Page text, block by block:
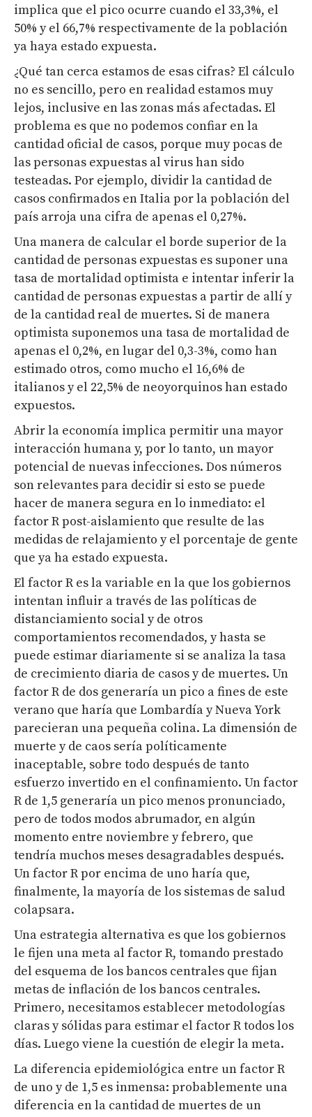
implica que el pico ocurre cuando el 33,3%, el
50% y el 66,7% respectivamente de la población
ya haya estado expuesta.
¿Qué tan cerca estamos de esas cifras? El cálculo
no es sencillo, pero en realidad estamos muy
lejos, inclusive en las zonas más afectadas. El
problema es que no podemos confiar en la
cantidad oficial de casos, porque muy pocas de
las personas expuestas al virus han sido
testeadas. Por ejemplo, dividir la cantidad de
casos confirmados en Italia por la población del
país arroja una cifra de apenas el 0,27%.
Una manera de calcular el borde superior de la
cantidad de personas expuestas es suponer una
tasa de mortalidad optimista e intentar inferir la
cantidad de personas expuestas a partir de allí y
de la cantidad real de muertes. Si de manera
optimista suponemos una tasa de mortalidad de
apenas el 0,2%, en lugar del 0,3-3%, como han
estimado otros, como mucho el 16,6% de
italianos y el 22,5% de neoyorquinos han estado
expuestos.
Abrir la economía implica permitir una mayor
interacción humana y, por lo tanto, un mayor
potencial de nuevas infecciones. Dos números
son relevantes para decidir si esto se puede
hacer de manera segura en lo inmediato: el
factor R post-aislamiento que resulte de las
medidas de relajamiento y el porcentaje de gente
que ya ha estado expuesta.
El factor R es la variable en la que los gobiernos
intentan influir a través de las políticas de
distanciamiento social y de otros
comportamientos recomendados, y hasta se
puede estimar diariamente si se analiza la tasa
de crecimiento diaria de casos y de muertes. Un
factor R de dos generaría un pico a fines de este
verano que haría que Lombardía y Nueva York
parecieran una pequeña colina. La dimensión de
muerte y de caos sería políticamente
inaceptable, sobre todo después de tanto
esfuerzo invertido en el confinamiento. Un factor
R de 1,5 generaría un pico menos pronunciado,
pero de todos modos abrumador, en algún
momento entre noviembre y febrero, que
tendría muchos meses desagradables después.
Un factor R por encima de uno haría que,
finalmente, la mayoría de los sistemas de salud
colapsara.
Una estrategia alternativa es que los gobiernos
le fijen una meta al factor R, tomando prestado
del esquema de los bancos centrales que fijan
metas de inflación de los bancos centrales.
Primero, necesitamos establecer metodologías
claras y sólidas para estimar el factor R todos los
días. Luego viene la cuestión de elegir la meta.
La diferencia epidemiológica entre un factor R
de uno y de 1,5 es inmensa: probablemente una
diferencia en la cantidad de muertes de un